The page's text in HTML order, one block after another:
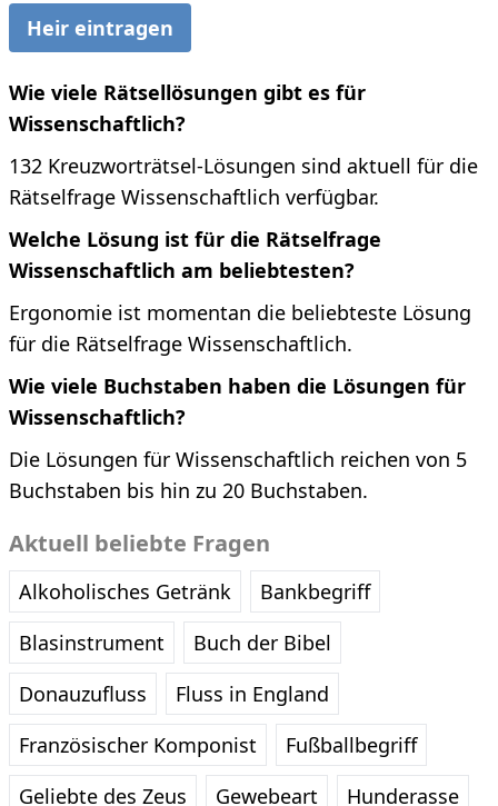
Heir eintragen
Wie viele Rätsellösungen gibt es für
Wissenschaftlich?
132 Kreuzworträtsel-Lösungen sind aktuell für die
Rätselfrage Wissenschaftlich verfügbar.
Welche Lösung ist für die Rätselfrage
Wissenschaftlich am beliebtesten?
Ergonomie ist momentan die beliebteste Lösung
für die Rätselfrage Wissenschaftlich.
Wie viele Buchstaben haben die Lösungen für
Wissenschaftlich?
Die Lösungen für Wissenschaftlich reichen von 5
Buchstaben bis hin zu 20 Buchstaben.
Aktuell beliebte Fragen
Alkoholisches Getränk
Bankbegriff
Blasinstrument
Buch der Bibel
Donauzufluss
Fluss in England
Französischer Komponist
Fußballbegriff
Geliebte des Zeus
Gewebeart Hunderasse